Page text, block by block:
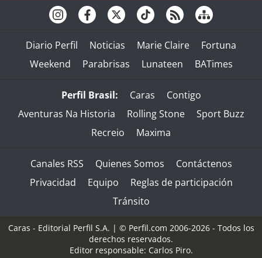
Diario Perfil Noticias Marie Claire
Fortuna
Weekend
Parabrisas Lunateen BATimes
Perfil Brasil: Caras
Contigo
Aventuras Na Historia
Rolling Stone
Sport Buzz
Recreio
Maxima
Canales RSS Quienes Somos
Contáctenos
Privacidad
Equipo
Reglas de participación
Tránsito
Caras - Editorial Perfil S.A. | © Perfil.com 2006-2026 - Todos los
derechos reservados.
Editor responsable: Carlos Piro.